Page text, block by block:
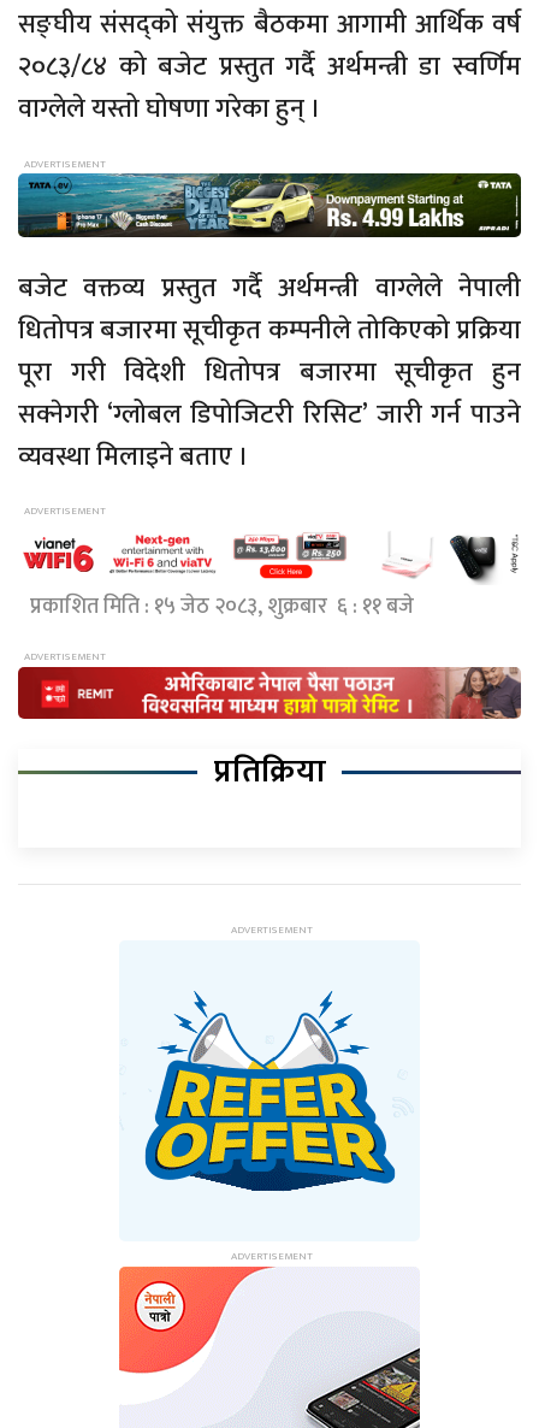
सङ्घीय संसद्को संयुक्त बैठकमा आगामी आर्थिक वर्ष
२०८३/८४ को बजेट प्रस्तुत गर्दै अर्थमन्त्री डा स्वर्णिम
वाग्लेले यस्तो घोषणा गरेका हुन् ।
बजेट वक्तव्य प्रस्तुत गर्दै अर्थमन्त्री वाग्लेले नेपाली
धितोपत्र बजारमा सूचीकृत कम्पनीले तोकिएको प्रक्रिया
पूरा गरी विदेशी धितोपत्र बजारमा सूचीकृत हुन
सक्नेगरी ‘ग्लोबल डिपोजिटरी रिसिट’ जारी गर्न पाउने
व्यवस्था मिलाइने बताए ।
प्रकाशित मिति : १५ जेठ २०८३, शुक्रबार ६ : ११ बजे
प्रतिक्रिया